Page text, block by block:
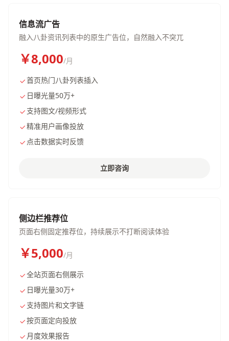
信息流广告
融入八卦资讯列表中的原生广告位，自然融入不突兀
￥8,000/月
首页热门八卦列表插入
日曝光量50万+
支持图文/视频形式
精准用户画像投放
点击数据实时反馈
立即咨询
侧边栏推荐位
页面右侧固定推荐位，持续展示不打断阅读体验
￥5,000/月
全站页面右侧展示
日曝光量30万+
支持图片和文字链
按页面定向投放
月度效果报告